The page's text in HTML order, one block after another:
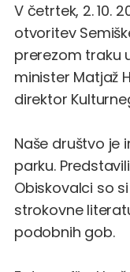
V četrtek, 2. 10.
otvoritev
prerezom traku
minister Matjaž
direktor
Naše društvo je
parku.
Obiskovalci so
strokovne
podobnih gob.